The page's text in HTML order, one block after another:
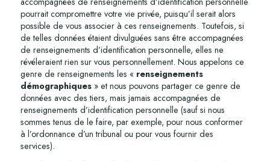
pourrait compromettre votre vie privée, puisqu’il serait alors
possible de vous associer à ces renseignements. Toutefois, si
de telles données étaient divulguées sans être accompagnées
de renseignements d’identification personnelle, elles ne
révéleraient rien sur vous personnellement. Nous appelons ce
genre de renseignements les « renseignements
démographiques» et nous pouvons partager ce genre de
données avec des tiers, mais jamais accompagnées de
renseignements d’identification personnelle (sauf si nous
sommes tenus de le faire, par exemple, pour nous conformer
à l’ordonnance d’un tribunal ou pour vous fournir des
services).